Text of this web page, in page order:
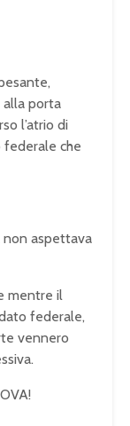
porta
l’atrio di
federale che
non aspettava
mentre il
federale,
vennero